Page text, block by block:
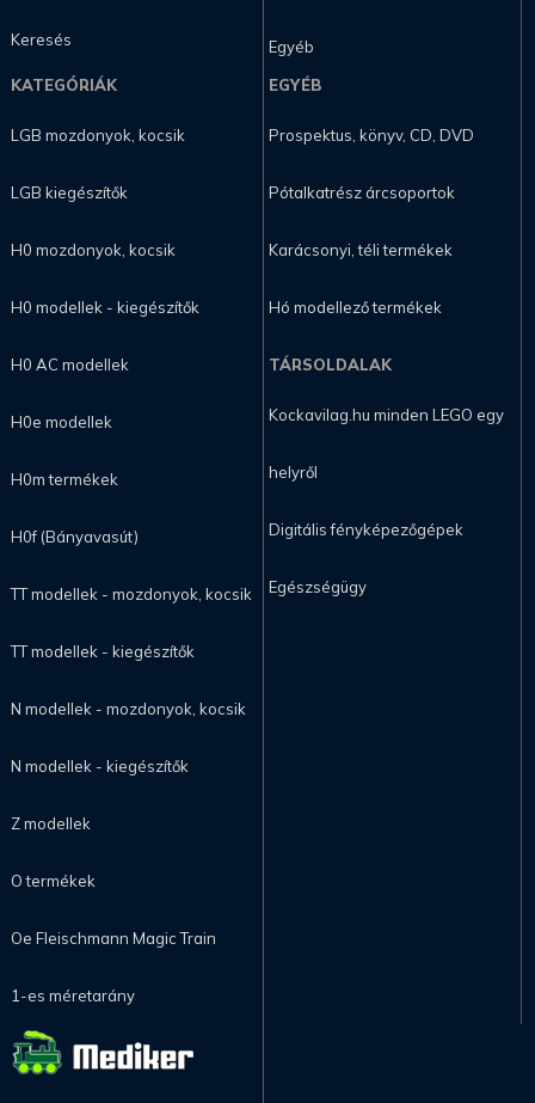
Keresés
Egyéb
KATEGÓRIÁK
LGB mozdonyok, kocsik
LGB kiegészítők
H0 mozdonyok, kocsik
H0 modellek - kiegészítők
H0 AC modellek
H0e modellek
H0m termékek
H0f (Bányavasút)
TT modellek - mozdonyok, kocsik
TT modellek - kiegészítők
N modellek - mozdonyok, kocsik
N modellek - kiegészítők
Z modellek
O termékek
Oe Fleischmann Magic Train
1-es méretarány
EGYÉB
Prospektus, könyv, CD, DVD
Pótalkatrész árcsoportok
Karácsonyi, téli termékek
Hó modellező termékek
TÁRSOLDALAK
Kockavilag.hu minden LEGO egy
helyről
Digitális fényképezőgépek
Egészségügy